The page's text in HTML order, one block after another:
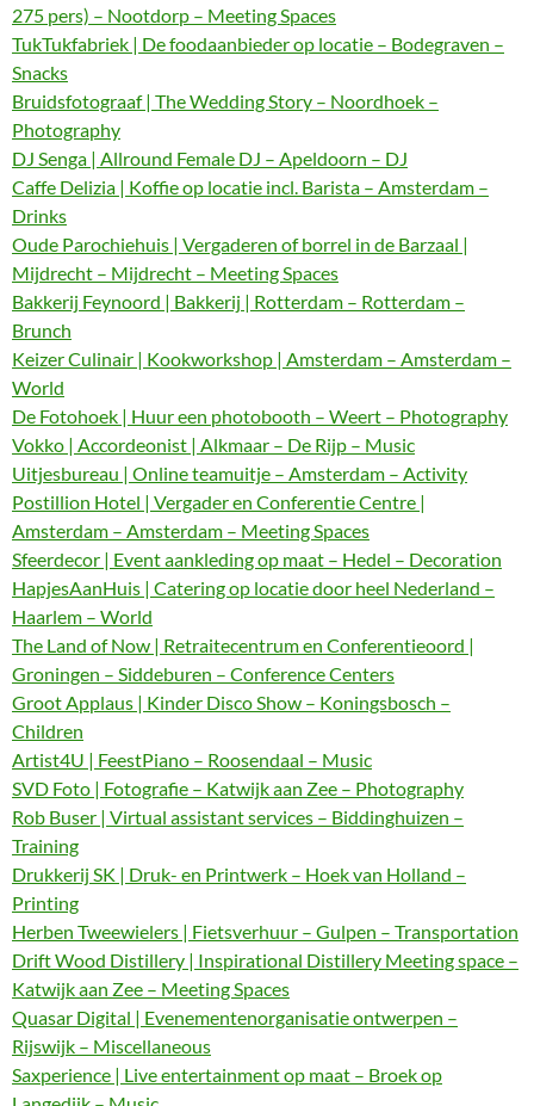
275 pers) – Nootdorp – Meeting Spaces
TukTukfabriek | De foodaanbieder op locatie – Bodegraven –
Snacks
Bruidsfotograaf | The Wedding Story – Noordhoek –
Photography
DJ Senga | Allround Female DJ – Apeldoorn – DJ
Caffe Delizia | Koffie op locatie incl. Barista – Amsterdam –
Drinks
Oude Parochiehuis | Vergaderen of borrel in de Barzaal |
Mijdrecht – Mijdrecht – Meeting Spaces
Bakkerij Feynoord | Bakkerij | Rotterdam – Rotterdam –
Brunch
Keizer Culinair | Kookworkshop | Amsterdam – Amsterdam –
World
De Fotohoek | Huur een photobooth – Weert – Photography
Vokko | Accordeonist | Alkmaar – De Rijp – Music
Uitjesbureau | Online teamuitje – Amsterdam – Activity
Postillion Hotel | Vergader en Conferentie Centre |
Amsterdam – Amsterdam – Meeting Spaces
Sfeerdecor | Event aankleding op maat – Hedel – Decoration
HapjesAanHuis | Catering op locatie door heel Nederland –
Haarlem – World
The Land of Now | Retraitecentrum en Conferentieoord |
Groningen – Siddeburen – Conference Centers
Groot Applaus | Kinder Disco Show – Koningsbosch –
Children
Artist4U | FeestPiano – Roosendaal – Music
SVD Foto | Fotografie – Katwijk aan Zee – Photography
Rob Buser | Virtual assistant services – Biddinghuizen –
Training
Drukkerij SK | Druk- en Printwerk – Hoek van Holland –
Printing
Herben Tweewielers | Fietsverhuur – Gulpen – Transportation
Drift Wood Distillery | Inspirational Distillery Meeting space –
Katwijk aan Zee – Meeting Spaces
Quasar Digital | Evenementenorganisatie ontwerpen –
Rijswijk – Miscellaneous
Saxperience | Live entertainment op maat – Broek op